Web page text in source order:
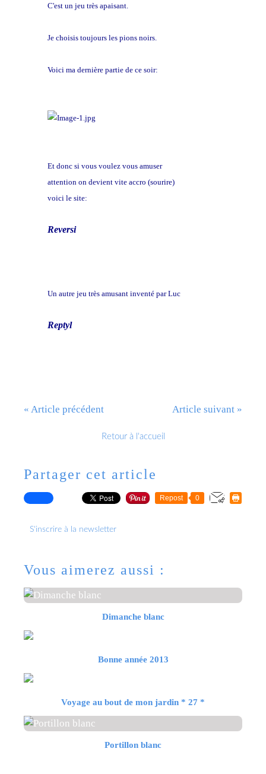
C'est un jeu très apaisant.
Je choisis toujours les pions noirs.
Voici ma dernière partie de ce soir:
Et donc si vous voulez vous amuser
attention on devient vite accro (sourire)
voici le site:
Reversi
Un autre jeu très amusant inventé par Luc
Reptyl
« Article précédent Article suivant »
Retour à l'accueil
Partager cet article
Repost 0
S'inscrire à la newsletter
Vous aimerez aussi :
Dimanche blanc
Bonne année 2013
Voyage au bout de mon jardin * 27 *
Portillon blanc